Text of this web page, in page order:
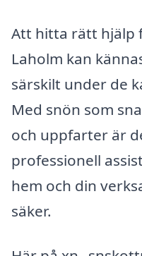
Att hitta rätt hjälp
Laholm kan
särskilt under de
Med snön som
och uppfarter är
professionell
hem och din
säker.